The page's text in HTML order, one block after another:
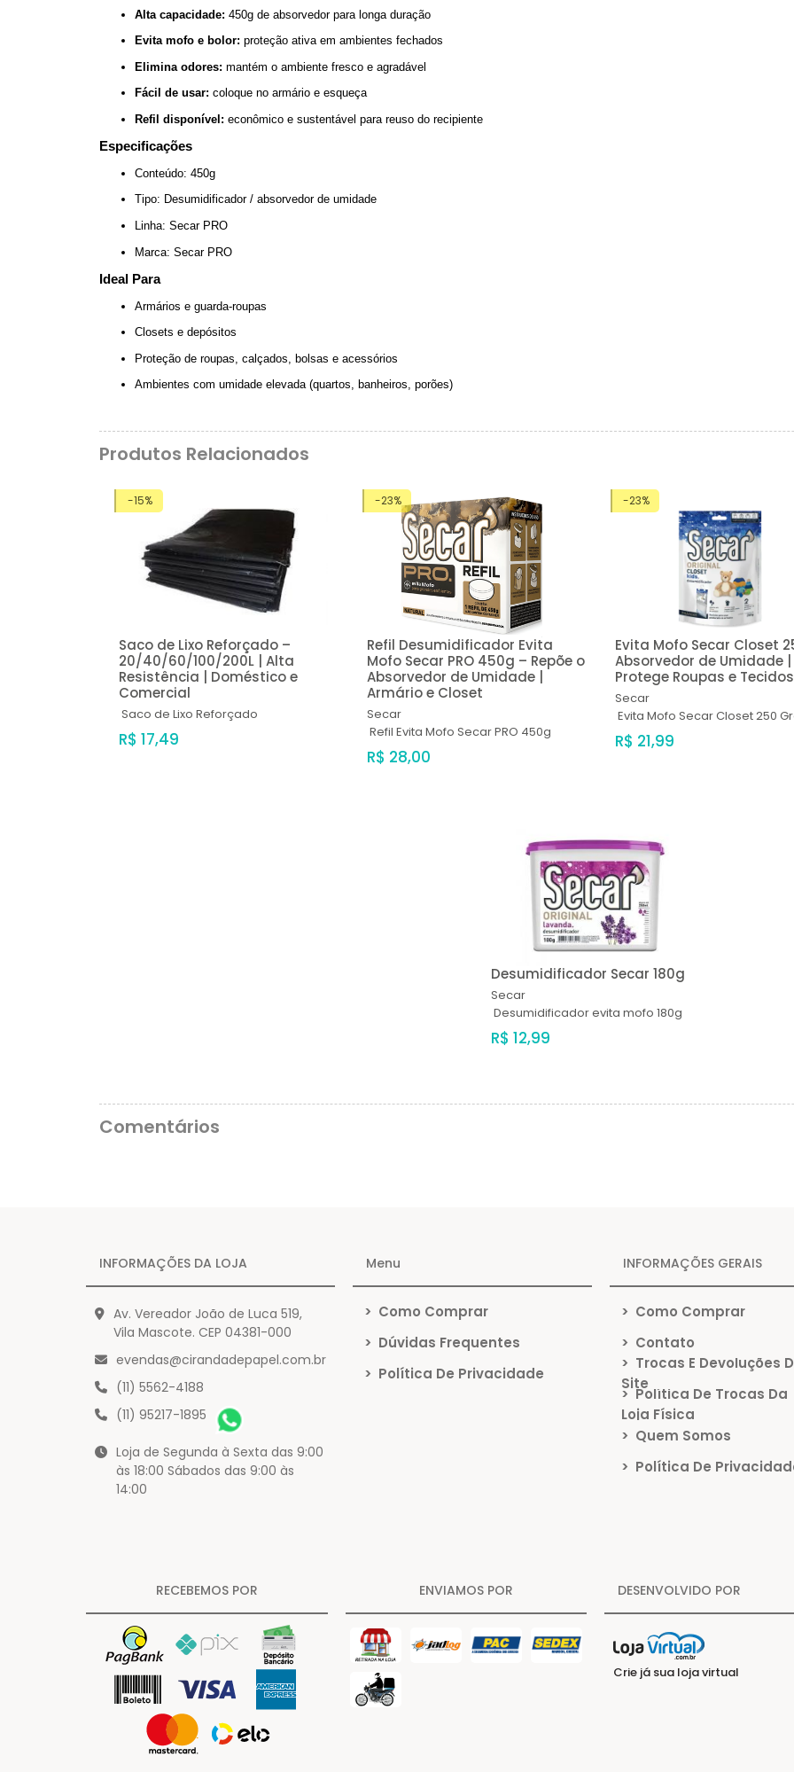
Alta capacidade: 450g de absorvedor para longa duração
Evita mofo e bolor: proteção ativa em ambientes fechados
Elimina odores: mantém o ambiente fresco e agradável
Fácil de usar: coloque no armário e esqueça
Refil disponível: econômico e sustentável para reuso do recipiente
Especificações
Conteúdo: 450g
Tipo: Desumidificador / absorvedor de umidade
Linha: Secar PRO
Marca: Secar PRO
Ideal Para
Armários e guarda-roupas
Closets e depósitos
Proteção de roupas, calçados, bolsas e acessórios
Ambientes com umidade elevada (quartos, banheiros, porões)
Produtos Relacionados
-15%
Saco de Lixo Reforçado –
20/40/60/100/200L | Alta
Resistência | Doméstico e
Comercial
Saco de Lixo Reforçado
R$ 17,49
-23%
Refil Desumidificador Evita
Mofo Secar PRO 450g – Repõe o
Absorvedor de Umidade |
Armário e Closet
Secar
Refil Evita Mofo Secar PRO 450g
R$ 28,00
-23%
Evita Mofo Secar Closet
Absorvedor de Umidade |
Protege Roupas e Tecidos
Secar
Evita Mofo Secar Closet 250
R$ 21,99
Desumidificador Secar 180g
Secar
Desumidificador evita mofo 180g
R$ 12,99
Comentários
INFORMAÇÕES DA LOJA
Av. Vereador João de Luca 519,
Vila Mascote. CEP 04381-000
evendas@cirandadepapel.com.br
(11) 5562-4188
(11) 95217-1895
Loja de Segunda à Sexta das 9:00
às 18:00 Sábados das 9:00 às
14:00
Menu
> Como Comprar
> Dúvidas Frequentes
> Política De Privacidade
INFORMAÇÕES GERAIS
> Como Comprar
> Contato
> Trocas E Devoluções
Site
>Política De Trocas Da
Loja Física
> Quem Somos
> Política De
RECEBEMOS POR ENVIAMOS POR DESENVOLVIDO POR
Crie já sua loja virtual